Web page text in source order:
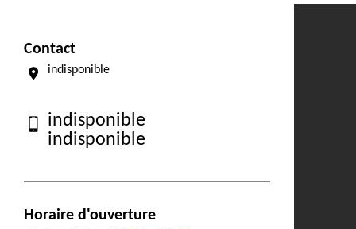
Contact
indisponible
indisponible
indisponible
Horaire d'ouverture